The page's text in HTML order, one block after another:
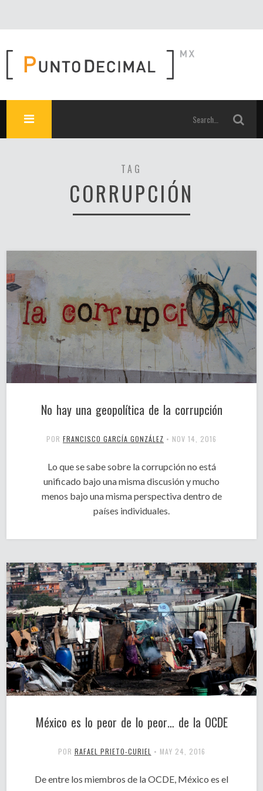
TAG
CORRUPCIÓN
No hay una geopolítica de la corrupción
POR FRANCISCO GARCÍA GONZÁLEZ • NOV 14, 2016
Lo que se sabe sobre la corrupción no está
unificado bajo una misma discusión y mucho
menos bajo una misma perspectiva dentro de
países individuales.
México es lo peor de lo peor… de la OCDE
POR RAFAEL PRIETO-CURIEL • MAY 24, 2016
De entre los miembros de la OCDE, México es el